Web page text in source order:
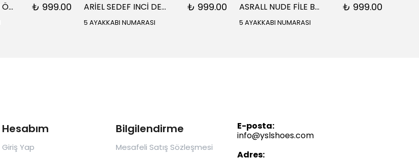
ARES SİYAH SATEN ÖNÜ SARI SİYAH DETAYLI BİLEK BAĞLI KADIN TOPUKLU AYAKKABI ₺ 999.00 ARİEL SEDEF INCİ DETAY BİLEK BAĞLI KADIN TOPUKLU SANDALET ₺ 999.00
5 AYAKKABI NUMARASI
ASRALL NUDE FİLE BONCUK DETAYLI SİVRİ BURUN BİLEK BAĞLI KADIN TOPUKLU ₺ 999.00
5 AYAKKABI NUMARASI
Hesabım
Giriş Yap
Bilgilendirme
Mesafeli Satış Sözleşmesi
E-posta:
info@yslshoes.com
Adres: